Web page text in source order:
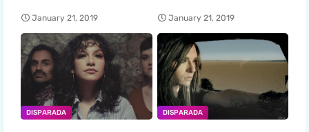
January 21, 2019 January 21, 2019
DISPARADA DISPARADA